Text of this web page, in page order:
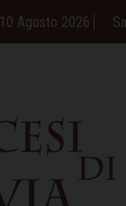
Agosto 2026